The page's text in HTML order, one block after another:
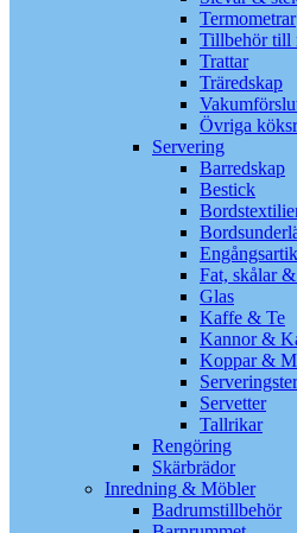
Termometrar
Tillbehör till
Trattar
Träredskap
Övriga
Servering
Barredskap
Bestick
Fat, skålar
Glas
Kaffe & Te
Kannor &
Koppar &
Servetter
Tallrikar
Rengöring
Skärbrädor
Inredning & Möbler
Badrumstillbehör